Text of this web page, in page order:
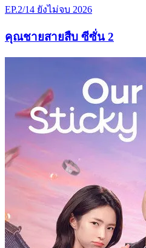
EP.2/14 ยังไม่จบ 2026
คุณชายสายสืบ ซีซั่น 2